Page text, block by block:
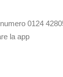
0124
la app